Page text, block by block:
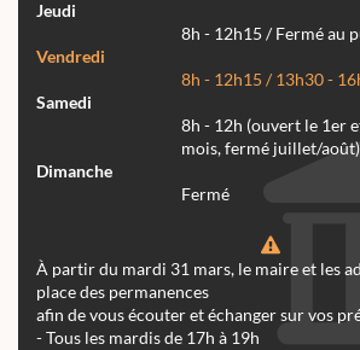
Jeudi
8h - 12h15 / Fermé au
Vendredi
8h - 12h15 / 13h30 -
Samedi
8h - 12h (ouvert le 1er
mois, fermé juillet/
Dimanche
Fermé
À partir du mardi 31 mars, le maire et les
place des permanences
afin de vous écouter et échanger sur vos
- Tous les mardis de 17h à 19h